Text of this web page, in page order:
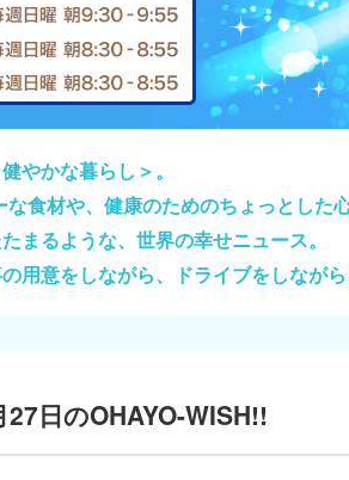
やかな暮らし＞。
食材や、健康のためのちょっとし
まるような、世界の幸せニュース。
用意をしながら、ドライブをしなが
日のOHAYO-WISH!!